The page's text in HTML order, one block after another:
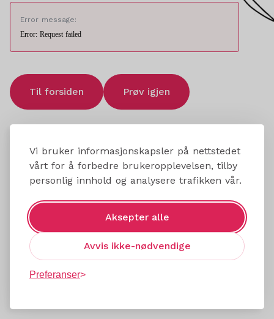
Vi bruker informasjonskapsler på nettstedet
vårt for å forbedre brukeropplevelsen, tilby
personlig innhold og analysere trafikken vår.
Aksepter alle
Avvis ikke-nødvendige
Preferanser
Error message:
Error: Request failed
Til forsiden Prøv igjen